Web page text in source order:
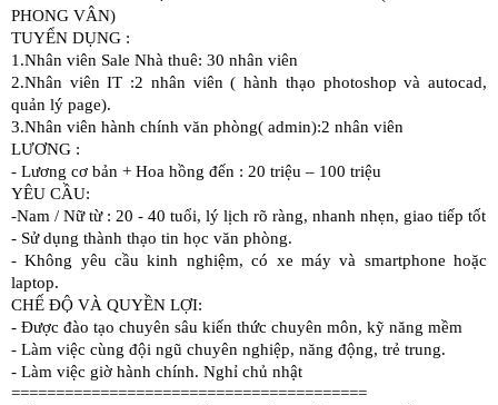
PHONG VÂN)
TUYỂN DỤNG :
1.Nhân viên Sale Nhà thuê: 30 nhân viên
2.Nhân viên IT :2 nhân viên ( hành thạo photoshop và autocad,
quản lý page).
3.Nhân viên hành chính văn phòng( admin):2 nhân viên
LƯƠNG :
- Lương cơ bản + Hoa hồng đến : 20 triệu – 100 triệu
YÊU CẦU:
-Nam / Nữ từ : 20 - 40 tuổi, lý lịch rõ ràng, nhanh nhẹn, giao tiếp tốt
- Sử dụng thành thạo tin học văn phòng.
- Không yêu cầu kinh nghiệm, có xe máy và smartphone hoặc
laptop.
CHẾ ĐỘ VÀ QUYỀN LỢI:
- Được đào tạo chuyên sâu kiến thức chuyên môn, kỹ năng mềm
- Làm việc cùng đội ngũ chuyên nghiệp, năng động, trẻ trung.
- Làm việc giờ hành chính. Nghỉ chủ nhật
========================================